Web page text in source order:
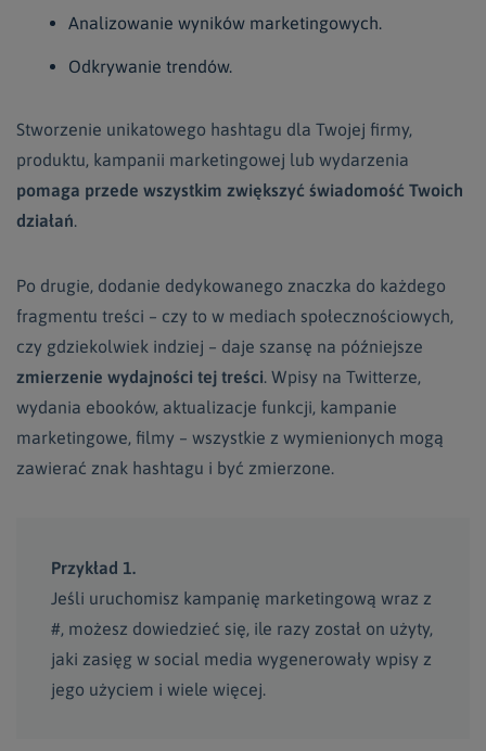
Analizowanie wyników marketingowych.
Odkrywanie trendów.
Stworzenie unikatowego hashtagu dla Twojej firmy,
produktu, kampanii marketingowej lub wydarzenia
pomaga przede wszystkim zwiększyć świadomość Twoich
działań.
Po drugie, dodanie dedykowanego znaczka do każdego
fragmentu treści – czy to w mediach społecznościowych,
czy gdziekolwiek indziej – daje szansę na późniejsze
zmierzenie wydajności tej treści. Wpisy na Twitterze,
wydania ebooków, aktualizacje funkcji, kampanie
marketingowe, filmy – wszystkie z wymienionych mogą
zawierać znak hashtagu i być zmierzone.
Przykład 1.
Jeśli uruchomisz kampanię marketingową wraz z
#, możesz dowiedzieć się, ile razy został on użyty,
jaki zasięg w social media wygenerowały wpisy z
jego użyciem i wiele więcej.